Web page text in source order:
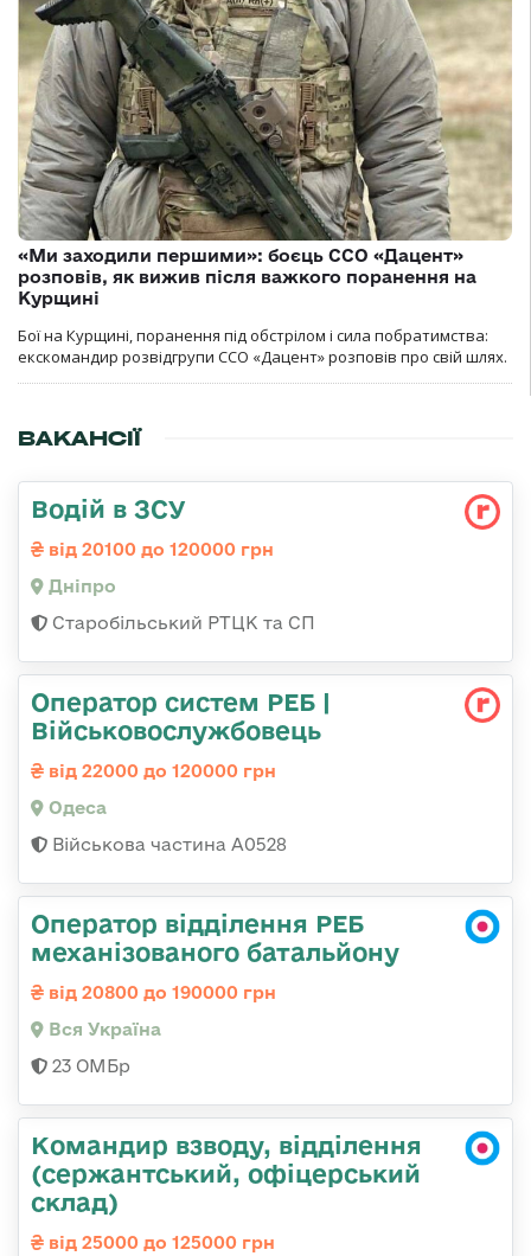
«Ми заходили першими»: боєць ССО «Дацент»
розповів, як вижив після важкого поранення на
Курщині
Бої на Курщині, поранення під обстрілом і сила побратимства:
екскомандир розвідгрупи ССО «Дацент» розповів про свій шлях.
ВАКАНСІЇ
Водій в ЗСУ
від 20100 до 120000 грн
Дніпро
Старобільський РТЦК та СП
Оператор систем РЕБ |
Військовослужбовець
від 22000 до 120000 грн
Одеса
Військова частина А0528
Оператор відділення РЕБ
механізованого батальйону
від 20800 до 190000 грн
Вся Україна
23 ОМБр
Командир взводу, відділення
(сержантський, офіцерський
склад)
від 25000 до 125000 грн